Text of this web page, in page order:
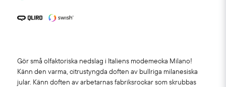
Gör små olfaktoriska nedslag i Italiens modemecka Milano!
Känn den varma, citrustyngda doften av bullriga milanesiska
jular. Känn doften av arbetarnas fabriksrockar som skrubbas